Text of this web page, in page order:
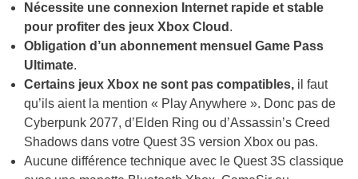
Nécessite une connexion Internet rapide et stable
pour profiter des jeux Xbox Cloud .
Obligation d’un abonnement mensuel Game Pass
Ultimate.
Certains jeux Xbox ne sont pas compatibles, il faut
qu’ils aient la mention « Play Anywhere ». Donc pas de
Cyberpunk 2077, d’Elden Ring ou d’Assassin’s Creed
Shadows dans votre Quest 3S version Xbox ou pas.
Aucune différence technique avec le Quest 3S classique